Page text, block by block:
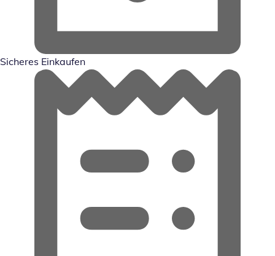
Sicheres Einkaufen